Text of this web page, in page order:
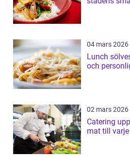
04 mars 2026
Lunch sölvesborg
och
02 mars 2026
Catering uppsala så
mat till